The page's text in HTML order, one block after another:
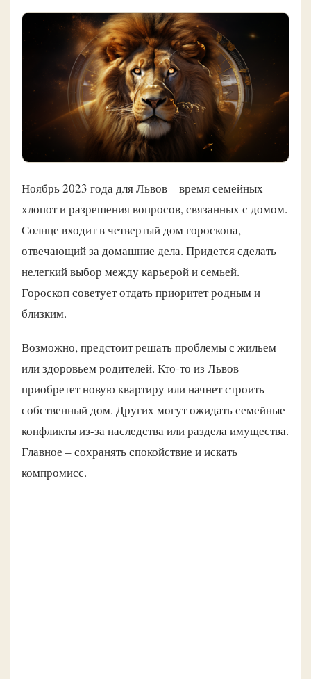
Ноябрь 2023 года для Львов – время семейных
хлопот и разрешения вопросов, связанных с домом.
Солнце входит в четвертый дом гороскопа,
отвечающий за домашние дела. Придется сделать
нелегкий выбор между карьерой и семьей.
Гороскоп советует отдать приоритет родным и
близким.
Возможно, предстоит решать проблемы с жильем
или здоровьем родителей. Кто-то из Львов
приобретет новую квартиру или начнет строить
собственный дом. Других могут ожидать семейные
конфликты из-за наследства или раздела имущества.
Главное – сохранять спокойствие и искать
компромисс.